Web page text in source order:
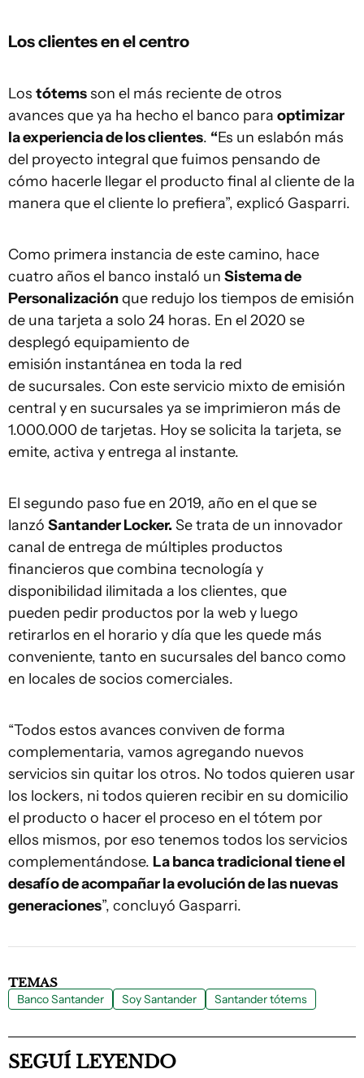
Los clientes en el centro
Los tótemsson el más reciente de otros
avances que ya ha hecho el banco para optimizar
la experiencia de los clientes. “Es un eslabón más
del proyecto integral que fuimos pensando de
cómo hacerle llegar el producto final al cliente de la
manera que el cliente lo prefiera”, explicó Gasparri.
Como primera instancia de este camino, hace
cuatro años el banco instaló un Sistema de
Personalizaciónque redujo los tiempos de emisión
de una tarjeta a solo 24 horas. En el 2020 se
desplegó equipamiento de
emisión instantánea en toda la red
de sucursales. Con este servicio mixto de emisión
central y en sucursales ya se imprimieron más de
1.000.000 de tarjetas. Hoy se solicita la tarjeta, se
emite, activa y entrega al instante.
El segundo paso fue en 2019, año en el que se
lanzó Santander Locker. Se trata de un innovador
canal de entrega de múltiples productos
financieros que combina tecnología y
disponibilidad ilimitada a los clientes, que
pueden pedir productos por la web y luego
retirarlos en el horario y día que les quede más
conveniente, tanto en sucursales del banco como
en locales de socios comerciales.
“Todos estos avances conviven de forma
complementaria, vamos agregando nuevos
servicios sin quitar los otros. No todos quieren usar
los lockers, ni todos quieren recibir en su domicilio
el producto o hacer el proceso en el tótem por
ellos mismos, por eso tenemos todos los servicios
complementándose. La banca tradicional tiene el
desafío de acompañar la evolución de las nuevas
generaciones”, concluyó Gasparri.
TEMAS
Banco Santander Soy Santander Santander tótems
SEGUÍ LEYENDO